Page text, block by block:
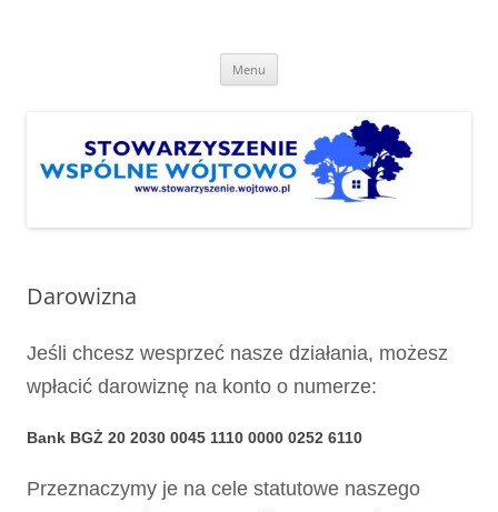
Wójtowo"
Menu
Darowizna
Jeśli chcesz wesprzeć nasze działania, możesz
wpłacić darowiznę na konto o numerze:
Bank BGŻ 20 2030 0045 1110 0000 0252 6110
Przeznaczymy je na cele statutowe naszego